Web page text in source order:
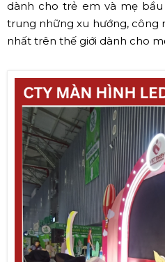
dành cho trẻ em và mẹ
trung những xu hướng, công
nhất trên thế giới dành cho